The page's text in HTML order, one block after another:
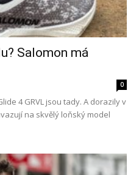
Salomon má
0
4 GRVL jsou tady. A dorazily v
na skvělý loňský model